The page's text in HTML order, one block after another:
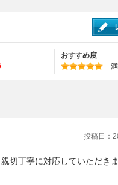
おすすめ度
投稿日：
切丁寧に対応していただき